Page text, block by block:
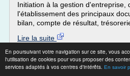
En poursuivant votre navigation sur ce site, vous
l'utilisation de cookies pour vous proposer des
services adaptés à vos centres d'intérêts. En savoir
Initiation à la gestion d'entreprise,
l'établissement des principaux
bilan, compte de résultat,
Lire la suite
Site :http://www.orsys.com
Thèmes liés :formation